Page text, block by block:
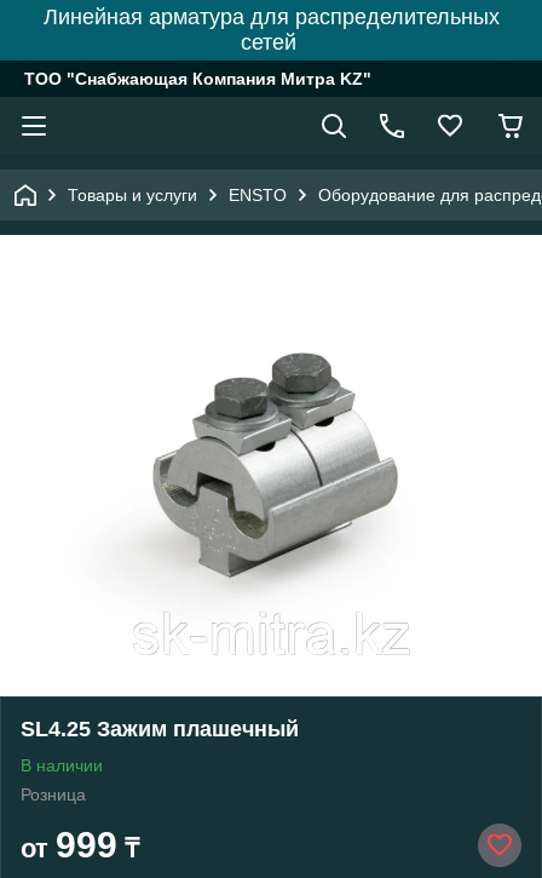
Линейная арматура для распределительных
сетей
ТОО "Снабжающая Компания Митра KZ"
Товары и услуги ENSTO Оборудование для
SL4.25 Зажим плашечный
В наличии
Розница
от 999 ₸